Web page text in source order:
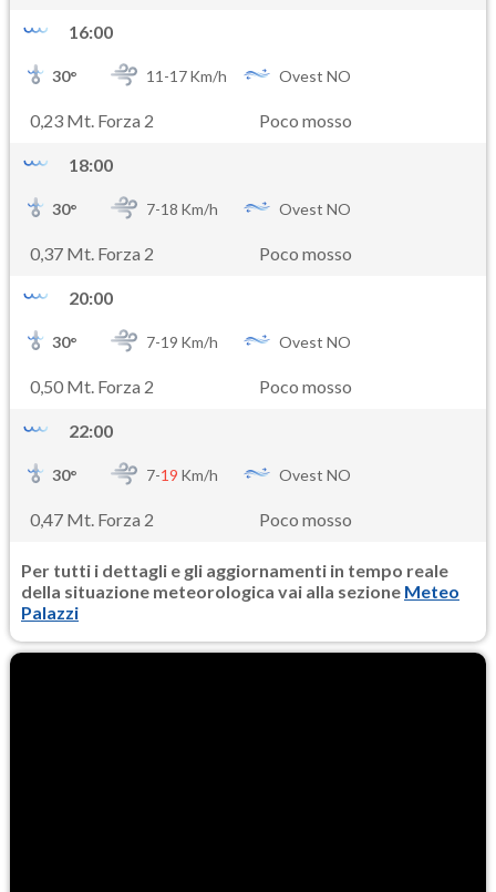
16:00
30° 11-17Km/h Ovest NO
0,23 Mt. Forza 2 Poco mosso
18:00
30° 7-18 Km/h Ovest NO
0,37 Mt. Forza 2 Poco mosso
20:00
30° 7-19 Km/h Ovest NO
0,50 Mt. Forza 2 Poco mosso
22:00
30° 7-19 Km/h Ovest NO
0,47 Mt. Forza 2 Poco mosso
Per tutti i dettagli e gli aggiornamenti in tempo reale
della situazione meteorologica vai alla sezione Meteo
Palazzi